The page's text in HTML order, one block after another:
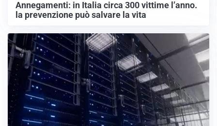
Annegamenti: in Italia circa 300 vittime l’anno.
la prevenzione può salvare la vita